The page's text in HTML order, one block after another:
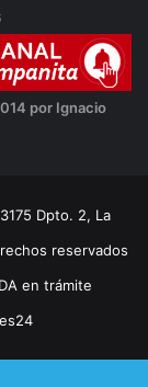
por Ignacio
Dpto. 2, La
reservados
en trámite